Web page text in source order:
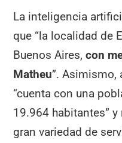
La inteligencia
que “la localidad de
Buenos Aires,con
Matheu”. Asimismo,
“cuenta con una
19.964 habitantes” y
gran variedad de